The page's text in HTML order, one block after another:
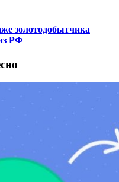
золотодобытчика
РФ